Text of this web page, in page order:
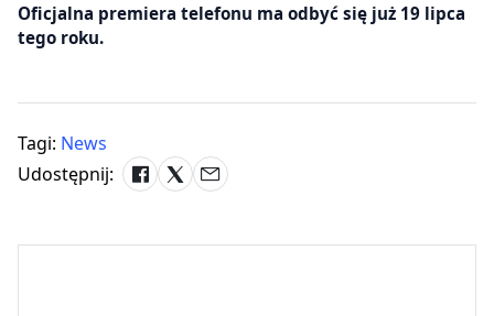
Oficjalna premiera telefonu ma odbyć się już 19 lipca
tego roku.
Tagi: News
Udostępnij: